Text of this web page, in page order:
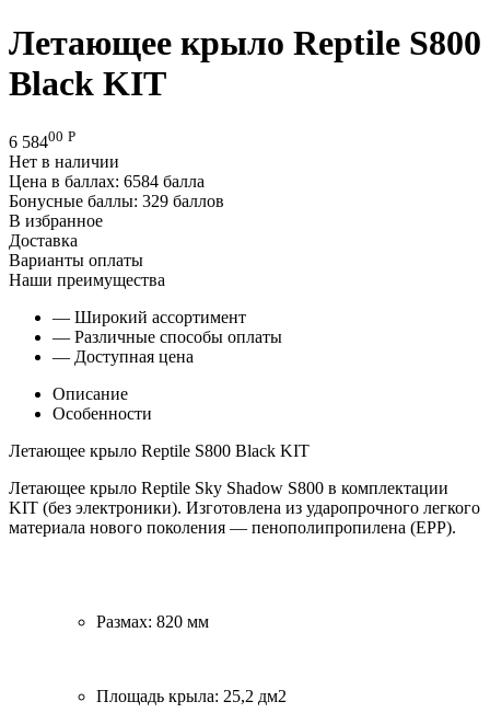
Летающее крыло Reptile S800
Black KIT
6 58400 Р
Нет в наличии
Цена в баллах: 6584 балла
Бонусные баллы: 329 баллов
В избранное
Доставка
Варианты оплаты
Наши преимущества
— Широкий ассортимент
— Различные способы оплаты
— Доступная цена
Описание
Особенности
Летающее крыло Reptile S800 Black KIT
Летающее крыло Reptile Sky Shadow S800 в комплектации
KIT (без электроники). Изготовлена из ударопрочного легкого
материала нового поколения — пенополипропилена (EPP).
Размах: 820 мм
Площадь крыла: 25,2 дм2